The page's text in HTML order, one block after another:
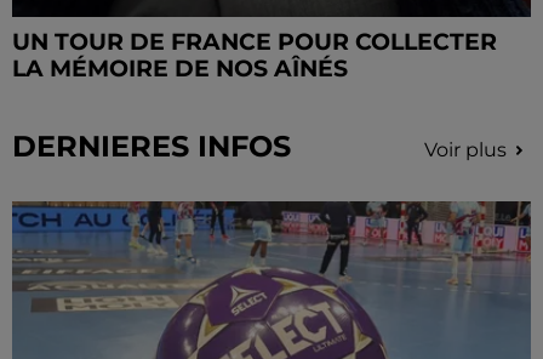
UN TOUR DE FRANCE POUR COLLECTER
LA MÉMOIRE DE NOS AÎNÉS
DERNIERES INFOS Voir plus